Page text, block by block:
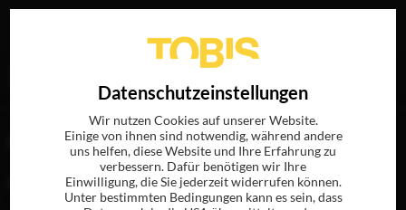
ergab folgende Treffer
Datenschutzeinstellungen
Wir nutzen Cookies auf unserer Website.
Einige von ihnen sind notwendig, während andere
uns helfen, diese Website und Ihre Erfahrung zu
verbessern. Dafür benötigen wir Ihre
Einwilligung, die Sie jederzeit widerrufen können.
Unter bestimmten Bedingungen kann es sein, dass